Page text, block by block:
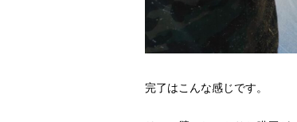
完了はこんな感じです。